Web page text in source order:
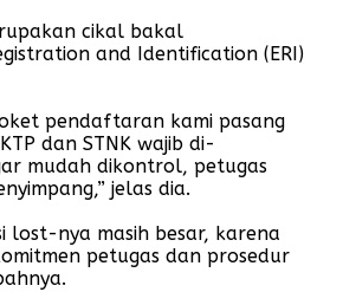
cikal bakal
and Identification (ERI)
pendaftaran kami pasang
dan STNK wajib di-
mudah dikontrol, petugas
jelas dia.
lost-nya masih besar, karena
petugas dan prosedur